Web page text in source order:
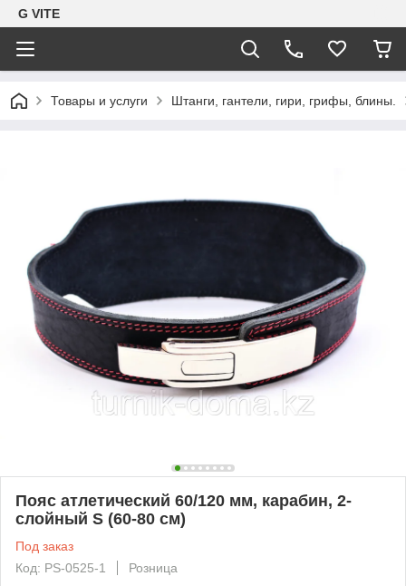
G VITE
Товары и услуги Штанги, гантели, гири, грифы, блины.
Пояс атлетический 60/120 мм, карабин, 2-
слойный S (60-80 см)
Под заказ
Код: PS-0525-1
Розница